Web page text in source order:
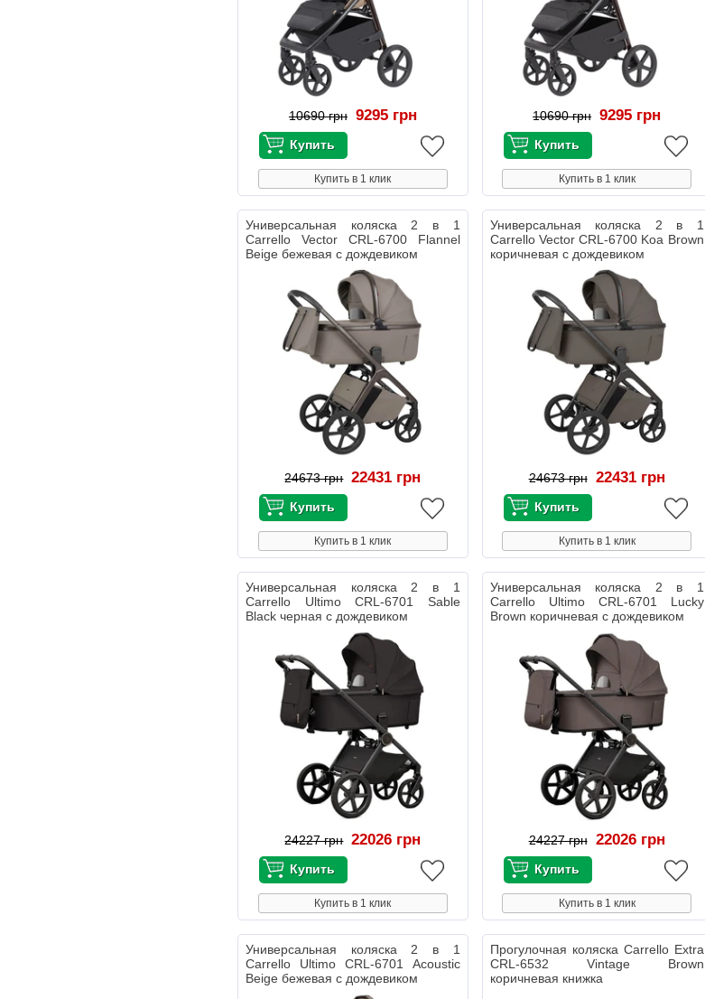
10690 грн 9295 грн
Купить в 1 клик
10690 грн 9295 грн
Купить в 1 клик
Универсальная коляска 2 в 1
Carrello Vector CRL-6700 Flannel
Beige бежевая с дождевиком
24673 грн 22431 грн
Купить в 1 клик
Универсальная коляска 2 в 1
Carrello Vector CRL-6700 Koa Brown
коричневая с дождевиком
24673 грн 22431 грн
Купить в 1 клик
Универсальная коляска 2 в 1
Carrello Ultimo CRL-6701 Sable
Black черная с дождевиком
24227 грн 22026 грн
Купить в 1 клик
Универсальная коляска 2 в 1
Carrello Ultimo CRL-6701 Lucky
Brown коричневая с дождевиком
24227 грн 22026 грн
Купить в 1 клик
Универсальная коляска 2 в 1
Carrello Ultimo CRL-6701 Acoustic
Beige бежевая с дождевиком
Прогулочная коляска Carrello Extra
CRL-6532 Vintage Brown
коричневая книжка